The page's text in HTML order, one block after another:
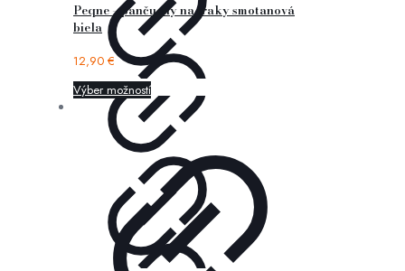
Peqne – pančuchy na traky smotanová
biela
12,90 €
Výber možností